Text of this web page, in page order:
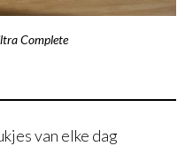
Complete
van elke dag